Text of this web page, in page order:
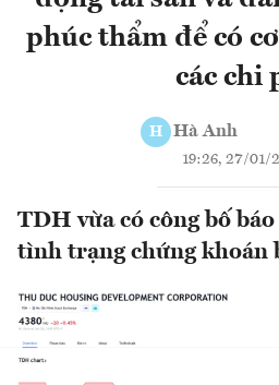
phúc thẩm để có
các chi
H Hà Anh
19:26, 27/01/
TDH vừa có công bố
tình trạng chứng khoán